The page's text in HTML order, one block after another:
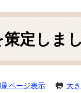
ス
ム
検
定しま
刷ページ表示 大